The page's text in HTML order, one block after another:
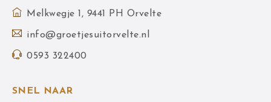
Melkwegje 1, 9441 PH Orvelte
info@groetjesuitorvelte.nl
0593 322400
SNEL NAAR